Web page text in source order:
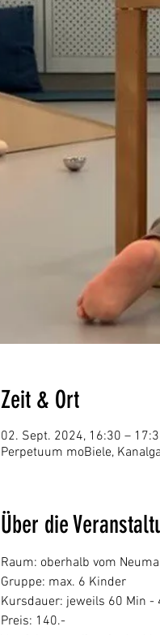
Zeit & Ort
02. Sept. 2024, 16:30 –
Perpetuum moBiele,
Über die
Raum: oberhalb vom
Gruppe: max. 6 Kinder
Kursdauer: jeweils 60 Min
Preis: 140.-